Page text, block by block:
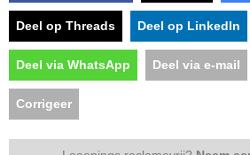
Deel op Threads Deel op LinkedIn
Deel via WhatsApp Deel via e-mail
Corrigeer